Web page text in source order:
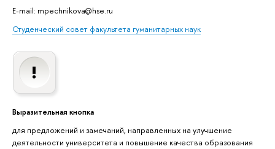
E-mail: mpechnikova@hse.ru
Студенческий совет факультета гуманитарных наук
Выразительная кнопка
для предложений и замечаний, направленных на улучшение
деятельности университета и повышение качества образования